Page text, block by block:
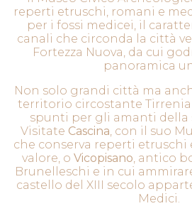
reperti etruschi, romani e
per i fossi medicei, il
canali che circonda la città
Fortezza Nuova, da cui
panoramica
Non solo grandi città ma
territorio circostante
spunti per gli amanti della
Visitate Cascina , con il suo
che conserva reperti
valore, o Vicopisano , antico
Brunelleschi e in cui
castello del XIII secolo
Medici.